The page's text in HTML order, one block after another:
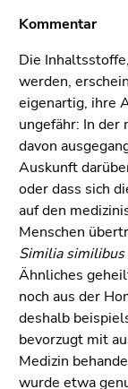
Kommentar
Die
werden,
eigenartig, ihre
ungefähr: In
davon
Auskunft
oder dass sich
auf den
Menschen
Similia
Ähnliches
noch aus der
deshalb
bevorzugt mit
Medizin
wurde etwa